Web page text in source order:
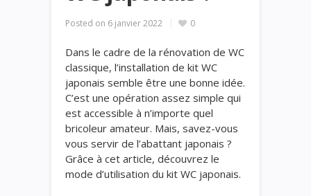
Posted on 6 janvier 2022 0
Dans le cadre de la rénovation de WC
classique, l’installation de kit WC
japonais semble être une bonne idée.
C’est une opération assez simple qui
est accessible à n’importe quel
bricoleur amateur. Mais, savez-vous
vous servir de l’abattant japonais ?
Grâce à cet article, découvrez le
mode d’utilisation du kit WC japonais.